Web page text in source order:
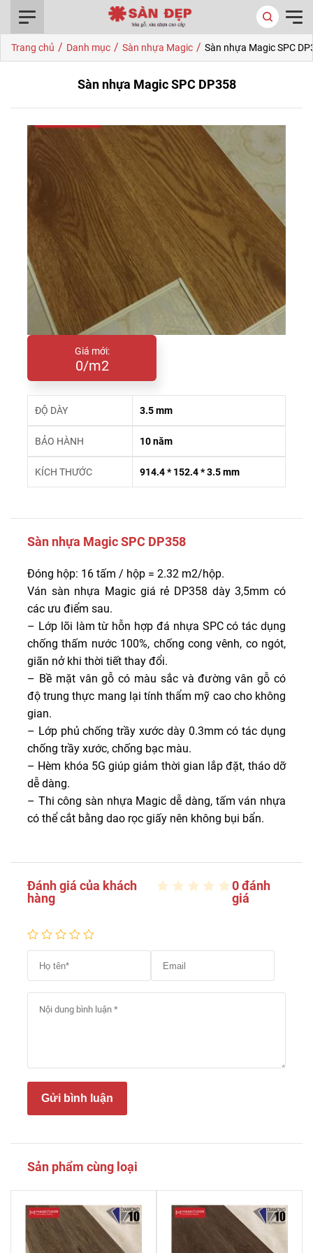
Trang chủ / Danh mục / Sàn nhựa Magic / Sàn nhựa Magic SPC
Sàn nhựa Magic SPC DP358
Giá mới:
0/m2
ĐỘ DÀY 3.5 mm
BẢO HÀNH 10 năm
KÍCH THƯỚC 914.4 * 152.4 * 3.5 mm
Sàn nhựa Magic SPC DP358
Đóng hộp: 16 tấm / hộp = 2.32 m2/hộp.
Ván sàn nhựa Magic giá rẻ DP358 dày 3,5mm có
các ưu điểm sau.
– Lớp lõi làm từ hỗn hợp đá nhựa SPC có tác dụng
chống thấm nước 100%, chống cong vênh, co ngót,
giãn nở khi thời tiết thay đổi.
– Bề mặt vân gỗ có màu sắc và đường vân gỗ có
độ trung thực mang lại tính thẩm mỹ cao cho không
gian.
– Lớp phủ chống trầy xước dày 0.3mm có tác dụng
chống trầy xước, chống bạc màu.
– Hèm khóa 5G giúp giảm thời gian lắp đặt, tháo dỡ
dễ dàng.
– Thi công sàn nhựa Magic dễ dàng, tấm ván nhựa
có thể cắt bằng dao rọc giấy nên không bụi bẩn.
Đánh giá của khách
hàng
0 đánh
giá
Gửi bình luận
Sản phẩm cùng loại